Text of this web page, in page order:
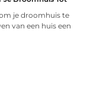
je droomhuis te
van een huis een